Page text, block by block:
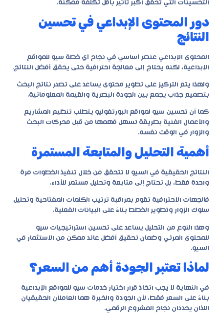
التحسينات التي تحقق أكبر تأثير بأقل تكلفة ممكنة.
دور المحتوى الإبداعي في تحسين
النتائج
المحتوى الإبداعي عنصر أساسي في نجاح أي خطة سيو للمواقع
الإبداعية، لكنه يحتاج إلى معالجة احترافية حتى يحقق أفضل النتائج.
ولهذا يتم التركيز على تطوير محتوى يساعد على تصدر نتائج البحث
بتصميم جذاب يجمع بين الجودة البصرية والقيمة المعلوماتية.
كما أن تحسين سيو لمواقع البورتفوليو يتطلب تنظيم المشاريع
والأعمال الفنية بطريقة تسهل فهمها من قبل محركات البحث
والزوار في الوقت نفسه.
أهمية التحليل والمتابعة المستمرة
النتائج الحقيقية في السيو لا تتحقق من خلال تنفيذ الخطوات مرة
واحدة فقط، بل تحتاج إلى متابعة وتحليل مستمر للأداء.
فالجهات الاحترافية تقوم بمراقبة ترتيب الكلمات المفتاحية وتحليل
سلوك الزوار وتطوير الخطط بناءً على البيانات الفعلية.
وهذا النوع من التحليل يساعد على تحسين استراتيجيات سيو
للمحتوى المرئي وضمان تحقيق أفضل عائد ممكن من الاستثمار في
السيو.
لماذا تعتبر الجودة أهم من السعر؟
في النهاية لا يجب اتخاذ قرار اختيار خدمات سيو للمواقع الإبداعية
بناءً على السعر فقط، لأن الجودة والخبرة هما العاملان الحقيقيان
اللذان يحددان نجاح المشروع الرقمي.